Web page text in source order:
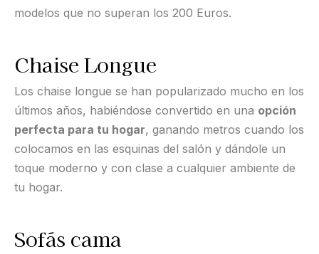
modelos que no superan los 200 Euros.
Chaise Longue
Los chaise longue se han popularizado mucho en los
últimos años, habiéndose convertido en una opción
perfecta para tu hogar, ganando metros cuando los
colocamos en las esquinas del salón y dándole un
toque moderno y con clase a cualquier ambiente de
tu hogar.
Sofás cama